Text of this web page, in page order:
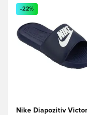
Odpre Modal za
-22%
Nike Diapozitiv